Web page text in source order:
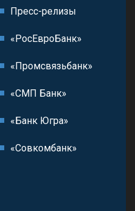
Пресс-релизы
«РосЕвроБанк»
«Промсвязьбанк»
«СМП Банк»
«Банк Югра»
«Совкомбанк»